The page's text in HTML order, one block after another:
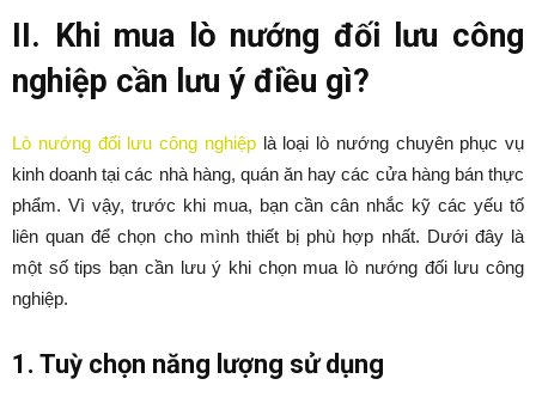
II. Khi mua lò nướng đối lưu công
nghiệp cần lưu ý điều gì?
Lò nướng đối lưu công nghiệplà loại lò nướng chuyên phục vụ
kinh doanh tại các nhà hàng, quán ăn hay các cửa hàng bán thực
phẩm. Vì vậy, trước khi mua, bạn cần cân nhắc kỹ các yếu tố
liên quan để chọn cho mình thiết bị phù hợp nhất. Dưới đây là
một số tips bạn cần lưu ý khi chọn mua lò nướng đối lưu công
nghiệp.
1. Tuỳ chọn năng lượng sử dụng